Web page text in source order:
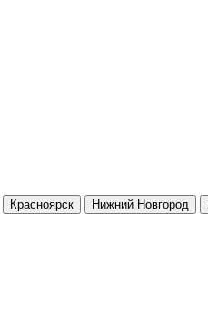
Красноярск Нижний Новгород